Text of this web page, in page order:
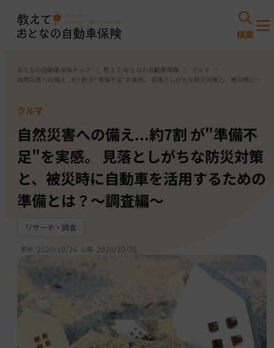
おとなの自動車保険トップ 教えて!おとなの自動車保険
クルマ
自然災害への備え...約7割 が"準備不足"を実感。 見落としがちな防災対策と、被災時に自
クルマ
自然災害への備え...約7割 が"準備不
足"を実感。 見落としがちな防災対策
と、被災時に自動車を活用するための
準備とは？〜調査編〜
リサーチ・調査
更新 2020/10/26 公開 2020/10/26